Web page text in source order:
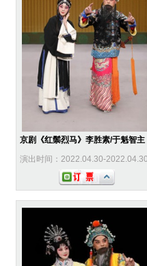
京剧《红鬃烈马》李胜素/于魁智主
演出时间：2022.04.30-2022.04.30